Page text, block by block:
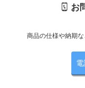
お
商品の仕様や納期